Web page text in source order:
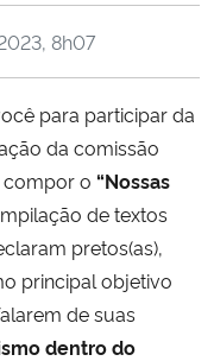
8h07
para participar da
da comissão
compor o “Nossas
de textos
pretos(as),
principal objetivo
de suas
dentro do